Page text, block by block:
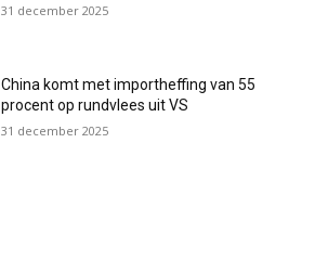
31 december 2025
China komt met importheffing van 55
procent op rundvlees uit VS
31 december 2025